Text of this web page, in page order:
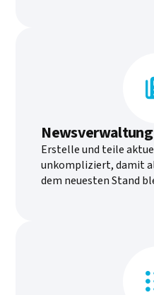
Newsverwaltung
Erstelle und teile
unkompliziert, damit
dem neuesten Stand